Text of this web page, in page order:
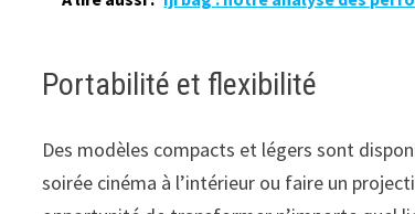
Portabilité et flexibilité
Des modèles compacts et légers sont
soirée cinéma à l’intérieur ou faire un